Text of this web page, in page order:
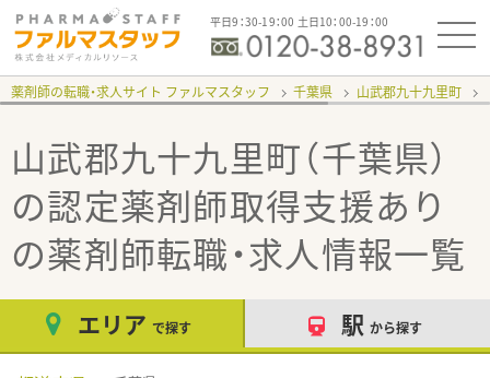
平日9：30-19：00 土日10：00-19：00
薬剤師の転職・求人サイト ファルマスタッフ 千葉県 山武郡九十九里町
山武郡九十九里町（千葉県）
の認定薬剤師取得支援あり
の薬剤師転職・求人情報一覧
エリア で探す 駅 から探す